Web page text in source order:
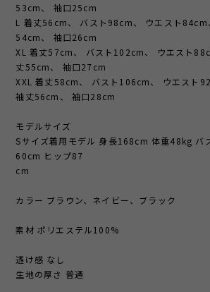
53cm、 袖口25cm
L 着丈56cm、 バスト98cm、 ウエスト
54cm、 袖口26cm
XL 着丈57cm、 バスト102cm、 ウエスト
丈55cm、 袖口27cm
XXL 着丈58cm、 バスト106cm、 ウエスト
袖丈56cm、 袖口28cm
モデルサイズ
Sサイズ着用モデル 身長168cm 体重48kg バ
60cm ヒップ87
cm
カラー ブラウン、ネイビー、ブラック
素材 ポリエステル100%
透け感 なし
生地の厚さ 普通